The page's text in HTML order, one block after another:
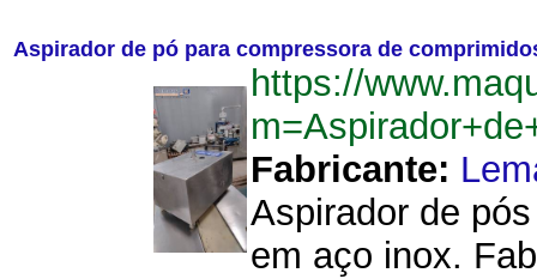
Aspirador de pó para compressora de
https://
Fabricante:
Aspirador de
em aço inox.